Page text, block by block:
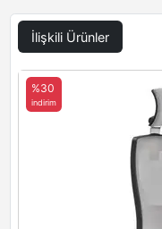
İlişkili Ürünler
%30
indirim